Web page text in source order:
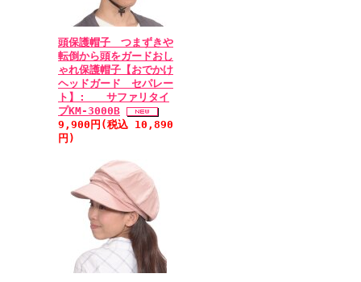
頭保護帽子 つまずきや
転倒から頭をガードおし
ゃれ保護帽子【おでかけ
ヘッドガード セパレー
ト】: サファリタイ
プKM-3000B
9,900円(税込 10,890
円)